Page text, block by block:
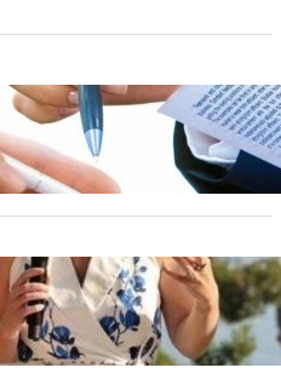
cu Banca Mondială: O
a Împrumutului și
Eugenie la Lisabona: O
semnificație pentru familia